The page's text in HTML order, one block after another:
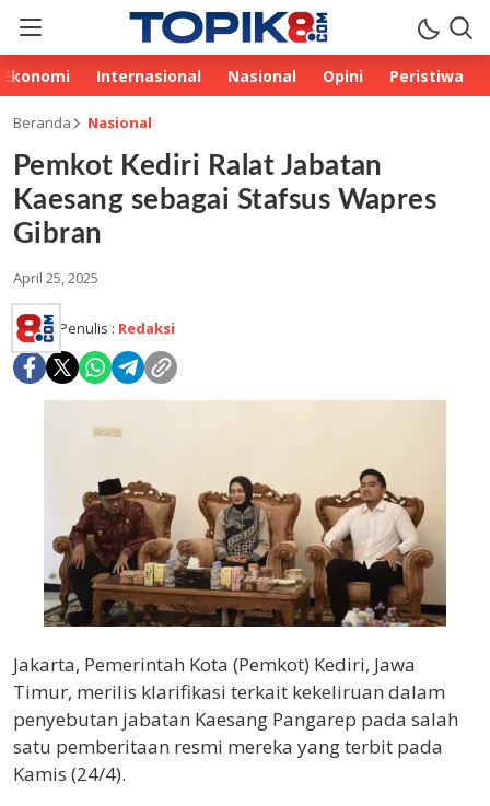
Ekonomi Internasional Nasional Opini Peristiwa
Beranda Nasional
Pemkot Kediri Ralat Jabatan
Kaesang sebagai Stafsus Wapres
Gibran
April 25, 2025
Penulis : Redaksi
Jakarta, Pemerintah Kota (Pemkot) Kediri, Jawa
Timur, merilis klarifikasi terkait kekeliruan dalam
penyebutan jabatan Kaesang Pangarep pada salah
satu pemberitaan resmi mereka yang terbit pada
Kamis (24/4).